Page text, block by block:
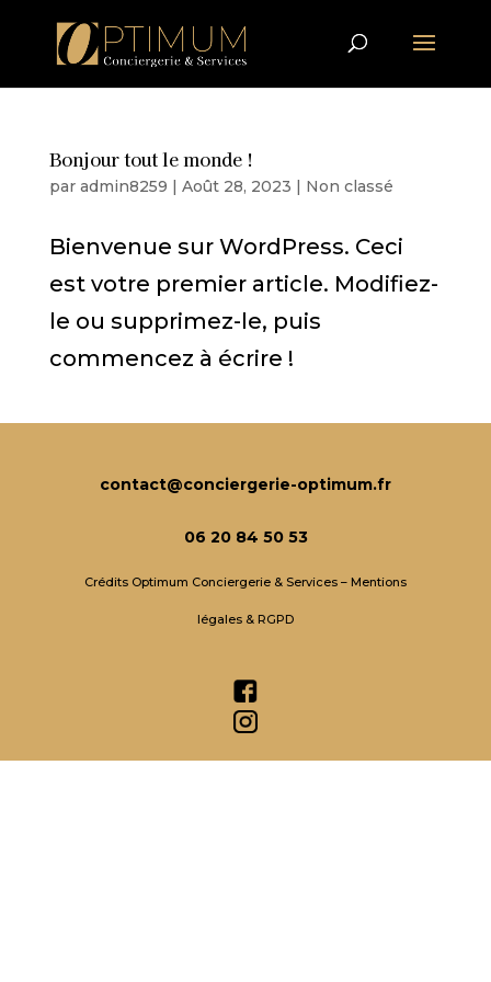
Bonjour tout le monde !
par admin8259 | Août 28, 2023 | Non classé
Bienvenue sur WordPress. Ceci
est votre premier article. Modifiez-
le ou supprimez-le, puis
commencez à écrire !
contact@conciergerie-optimum.fr
06 20 84 50 53
Crédits Optimum Conciergerie & Services – Mentions
légales & RGPD